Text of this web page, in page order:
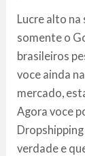
Lucre alto
somente o
brasileiros
voce ainda
mercado,
Agora voce
verdade e